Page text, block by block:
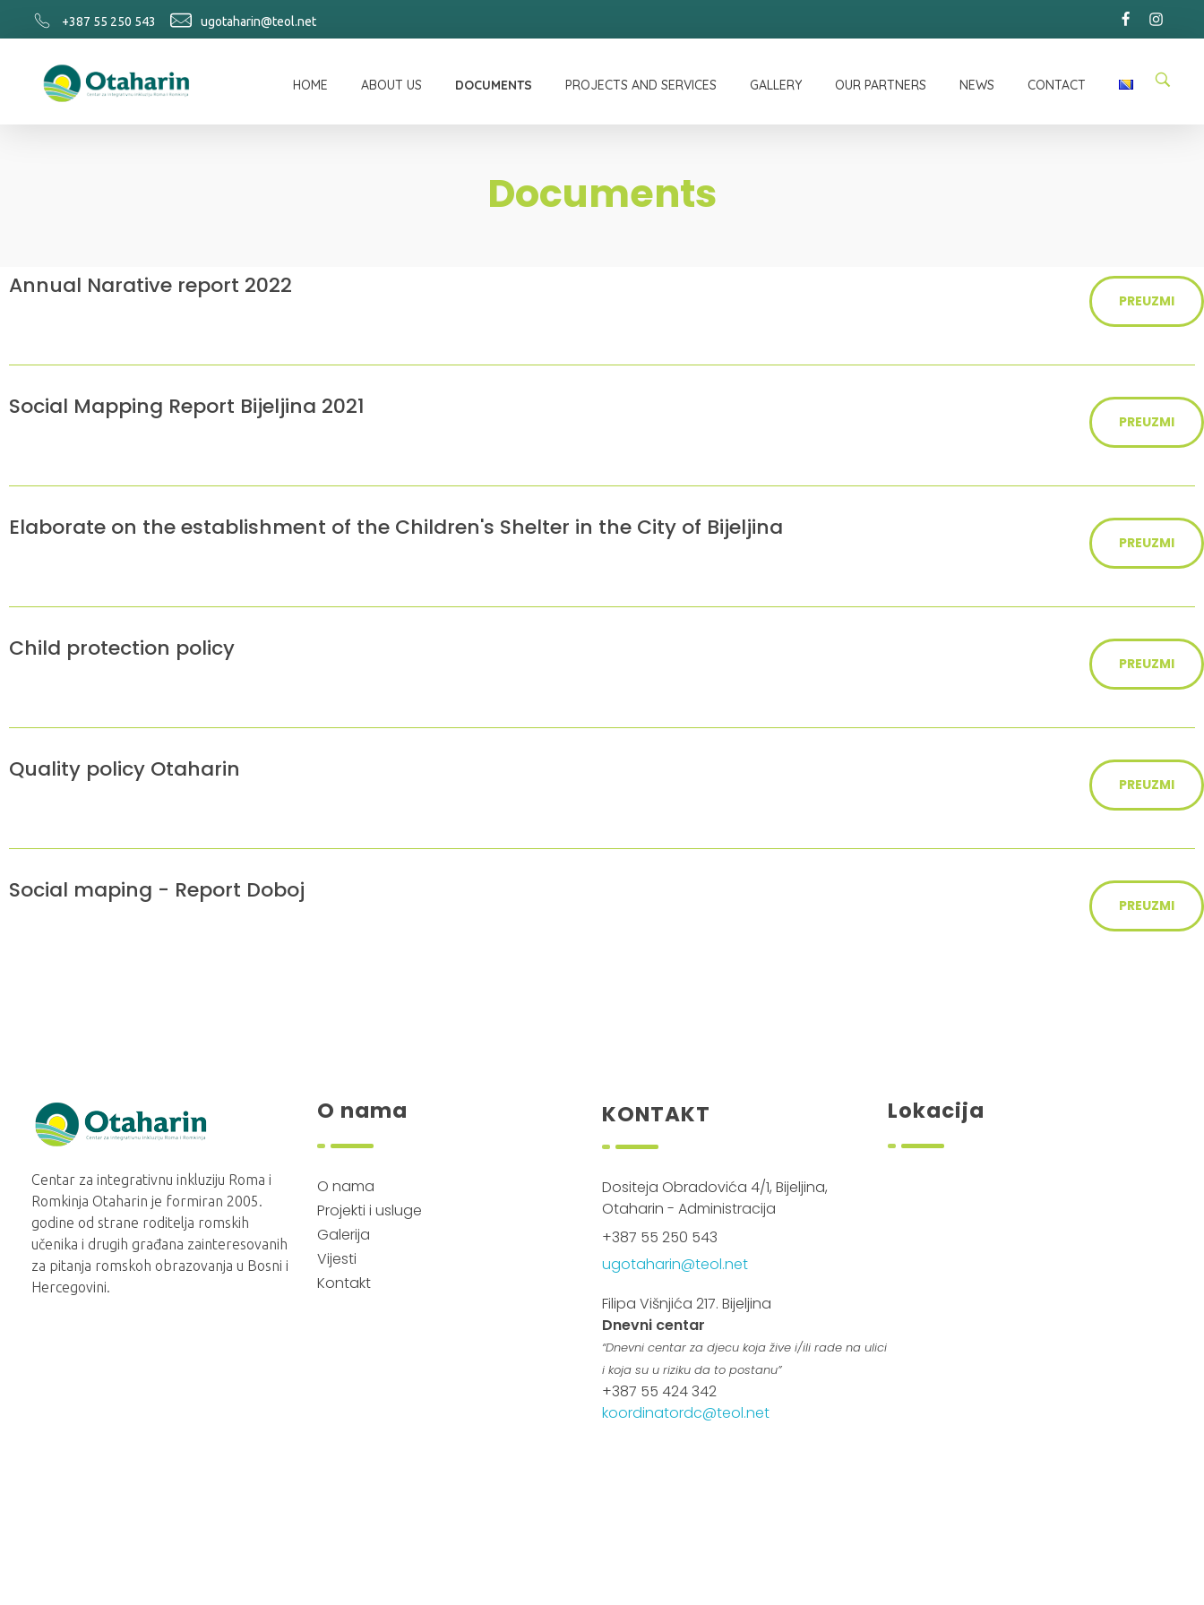
+387 55 250 543 ugotaharin@teol.net
HOME ABOUT US DOCUMENTS PROJECTS AND SERVICES GALLERY OUR PARTNERS NEWS CONTACT
Documents
Annual Narative report 2022
PREUZMI
Social Mapping Report Bijeljina 2021
PREUZMI
Elaborate on the establishment of the Children's Shelter in the City of Bijeljina
PREUZMI
Child protection policy
PREUZMI
Quality policy Otaharin
PREUZMI
Social maping - Report Doboj
PREUZMI
Centar za integrativnu inkluziju Roma i
Romkinja Otaharin je formiran 2005.
godine od strane roditelja romskih
učenika i drugih građana zainteresovanih
za pitanja romskoh obrazovanja u Bosni i
Hercegovini.
O nama
O nama
Projekti i usluge
Galerija
Vijesti
Kontakt
KONTAKT
Dositeja Obradovića 4/1, Bijeljina,
Otaharin - Administracija
+387 55 250 543
ugotaharin@teol.net
Filipa Višnjića 217. Bijeljina
Dnevni centar
“Dnevni centar za djecu koja žive i/ili rade na ulici
i koja su u riziku da to postanu”
+387 55 424 342
koordinatordc@teol.net
Lokacija